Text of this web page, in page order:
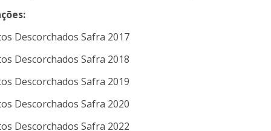
Descorchados Safra 2017
Descorchados Safra 2018
Descorchados Safra 2019
Descorchados Safra 2020
Descorchados Safra 2022